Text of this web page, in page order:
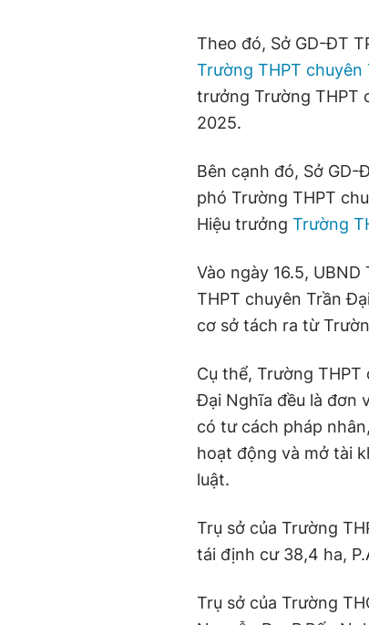
Theo đó, Sở GD-ĐT
Trường THPT chuyên
trưởng Trường THPT
2025.
Bên cạnh đó, Sở GD-
phó Trường THPT
Hiệu trưởng Trường
Vào ngày 16.5,
THPT chuyên Trần
cơ sở tách ra từ
Cụ thể, Trường
Đại Nghĩa đều là đơn
có tư cách pháp
hoạt động và mở tài
luật.
Trụ sở của Trường
tái định cư 38,4 ha,
Trụ sở của Trường